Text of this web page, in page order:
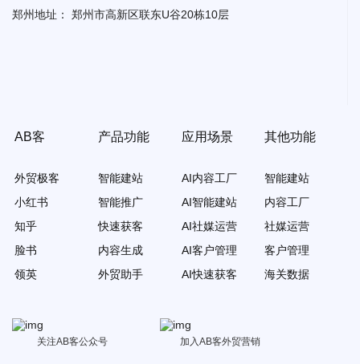
郑州地址：
郑州市高新区联东U谷20栋10层
AB客
外贸极客
小红书
知乎
脸书
领英
产品功能
智能建站
智能推广
快速获客
内容生成
外贸助手
应用场景
AI内容工厂
AI智能建站
AI社媒运营
AI客户管理
AI快速获客
其他功能
智能建站
内容工厂
社媒运营
客户管理
海关数据
关注AB客公众号 加入AB客外贸营销